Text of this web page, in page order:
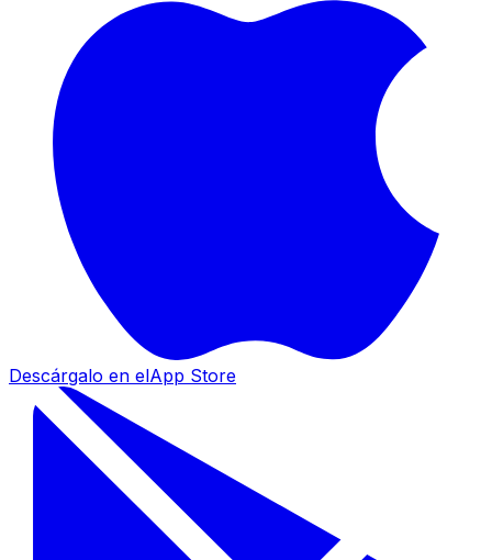
Descárgalo en elApp Store